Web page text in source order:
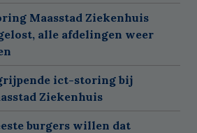
Maasstad Ziekenhuis
alle afdelingen weer
ict-storing bij
Ziekenhuis
burgers willen dat